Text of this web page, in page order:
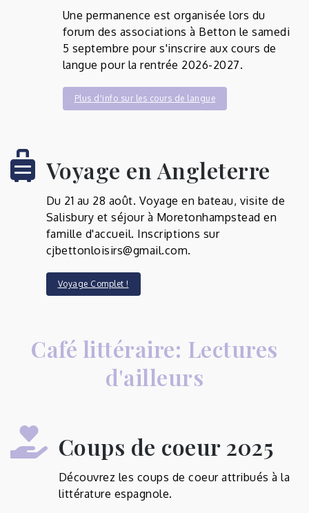
Une permanence est organisée lors du
forum des associations à Betton le samedi
5 septembre pour s'inscrire aux cours de
langue pour la rentrée 2026-2027. ­
Plus d'info sur les cours de langue
Voyage en Angleterre
Du 21 au 28 août. Voyage en bateau, visite de
Salisbury et séjour à Moretonhampstead en
famille d'accueil. Inscriptions sur
cjbettonloisirs@gmail.com.
Voyage Complet !
Café littéraire: Lectures
d'ailleurs
Coups de coeur 2025
Découvrez les coups de coeur attribués à la
littérature espagnole.